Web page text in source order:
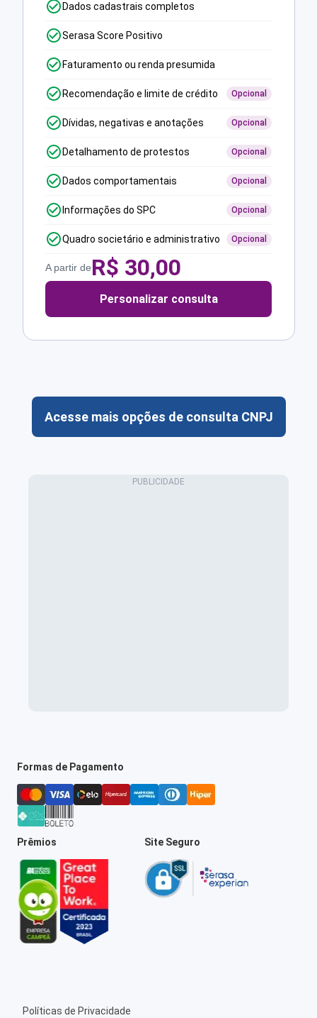
Dados cadastrais completos
Serasa Score Positivo
Faturamento ou renda presumida
Recomendação e limite de crédito Opcional
Dívidas, negativas e anotações Opcional
Detalhamento de protestos Opcional
Dados comportamentais Opcional
Informações do SPC Opcional
Quadro societário e administrativo Opcional
A partir deR$ 30,00
Personalizar consulta
Acesse mais opções de consulta CNPJ
Formas de Pagamento
Prêmios Site Seguro
Políticas de Privacidade